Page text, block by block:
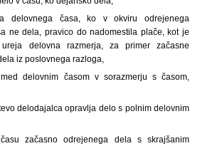
delovnega časa, ko v okviru odrejenega
ne dela, pravico do nadomestila plače, kot je
delovna razmerja, za primer začasne
iz poslovnega razloga,
delovnim časom v sorazmerju s časom,
delodajalca opravlja delo s polnim delovnim
začasno odrejenega dela s skrajšanim